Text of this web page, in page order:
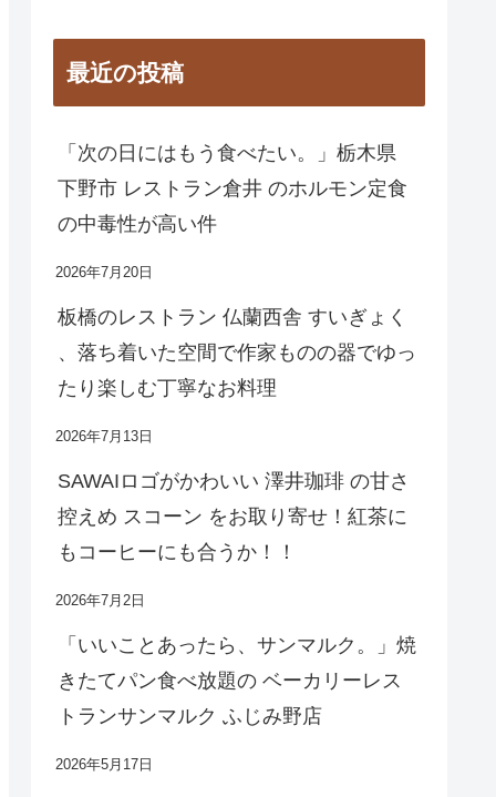
最近の投稿
「次の日にはもう食べたい。」栃木県
下野市 レストラン倉井 のホルモン定食
の中毒性が高い件
2026年7月20日
板橋のレストラン 仏蘭西舎 すいぎょく
、落ち着いた空間で作家ものの器でゆっ
たり楽しむ丁寧なお料理
2026年7月13日
SAWAIロゴがかわいい 澤井珈琲 の甘さ
控えめ スコーン をお取り寄せ！紅茶に
もコーヒーにも合うか！！
2026年7月2日
「いいことあったら、サンマルク。」焼
きたてパン食べ放題の ベーカリーレス
トランサンマルク ふじみ野店
2026年5月17日